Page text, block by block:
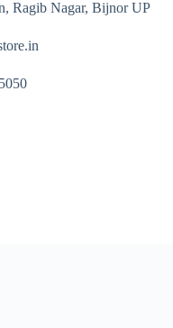
Ragib Nagar, Bijnor UP